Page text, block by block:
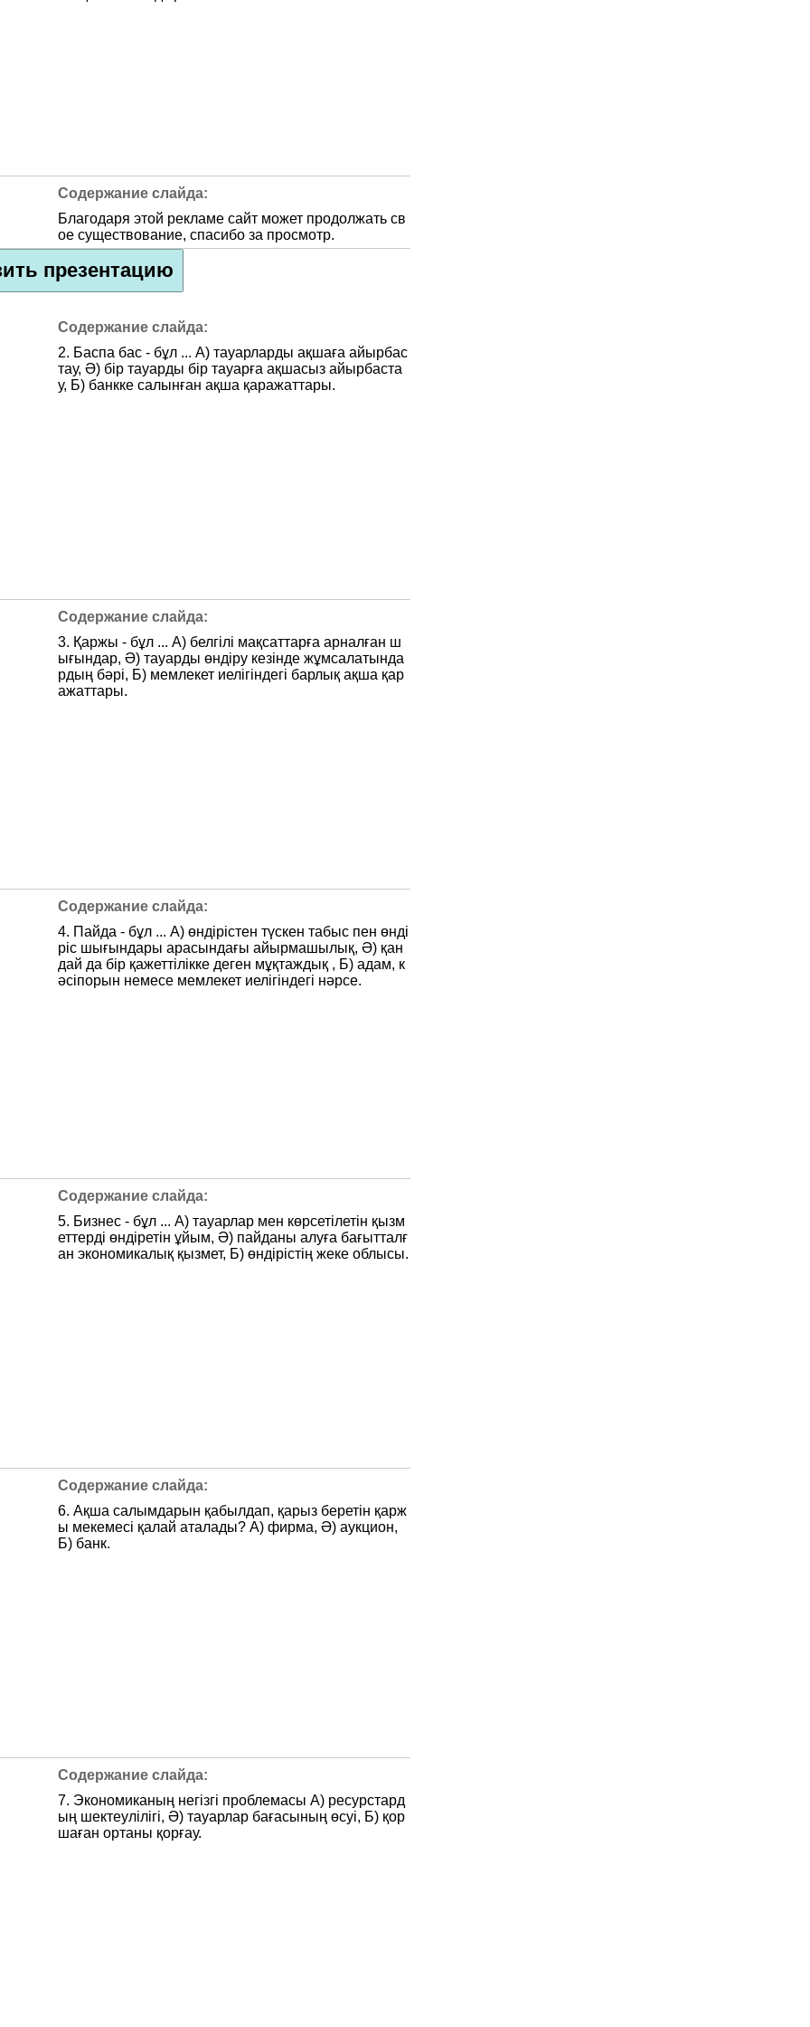
Благодаря этой рекламе сайт может продолжать св
ое существование, спасибо за просмотр.
презентацию
2. Баспа бас - бұл ... А) тауарларды ақшаға айырбас
тау, Ә) бір тауарды бір тауарға ақшасыз айырбаста
у, Б) банкке салынған ақша қаражаттары.
3. Қаржы - бұл ... А) белгілі мақсаттарға арналған ш
ығындар, Ә) тауарды өндіру кезінде жұмсалатында
рдың бәрі, Б) мемлекет иелігіндегі барлық ақша қар
ажаттары.
4. Пайда - бұл ... А) өндірістен түскен табыс пен өнді
ріс шығындары арасындағы айырмашылық, Ә) қан
дай да бір қажеттілікке деген мұқтаждық , Б) адам, к
әсіпорын немесе мемлекет иелігіндегі нәрсе.
5. Бизнес - бұл ... А) тауарлар мен көрсетілетін қызм
еттерді өндіретін ұйым, Ә) пайданы алуға бағытталғ
ан экономикалық қызмет, Б) өндірістің жеке облысы.
6. Ақша салымдарын қабылдап, қарыз беретін қарж
ы мекемесі қалай аталады? А) фирма, Ә) аукцион,
Б) банк.
7. Экономиканың негізгі проблемасы А) ресурстард
ың шектеулілігі, Ә) тауарлар бағасының өсуі, Б) қор
шаған ортаны қорғау.